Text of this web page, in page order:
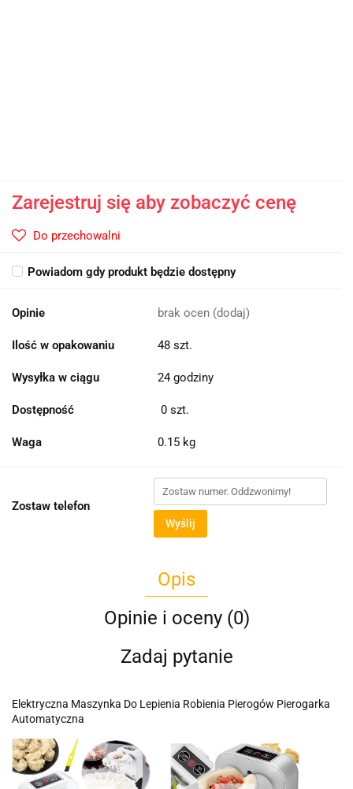
Zarejestruj się aby zobaczyć cenę
Do przechowalni
Powiadom gdy produkt będzie dostępny
Opinie brak ocen (dodaj)
Ilość w opakowaniu 48 szt.
Wysyłka w ciągu 24 godziny
Dostępność 0 szt.
Waga 0.15 kg
Zostaw telefon
Wyślij
Opis
Opinie i oceny (0)
Zadaj pytanie
Elektryczna Maszynka Do Lepienia Robienia Pierogów Pierogarka
Automatyczna